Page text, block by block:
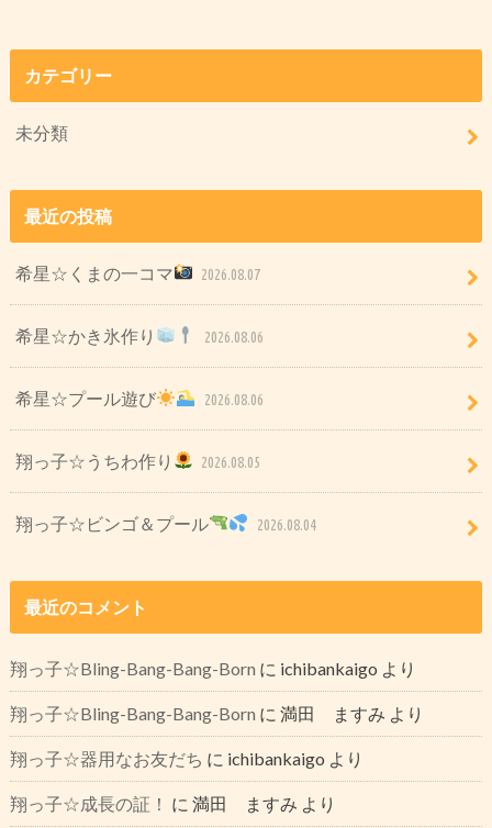
カテゴリー
未分類
最近の投稿
希星☆くまの一コマ 2026.08.07
希星☆かき氷作り 2026.08.06
希星☆プール遊び 2026.08.06
翔っ子☆うちわ作り 2026.08.05
翔っ子☆ビンゴ＆プール 2026.08.04
最近のコメント
翔っ子☆Bling-Bang-Bang-Born に ichibankaigo より
翔っ子☆Bling-Bang-Bang-Born に 満田 ますみ より
翔っ子☆器用なお友だち に ichibankaigo より
翔っ子☆成長の証！ に 満田 ますみ より